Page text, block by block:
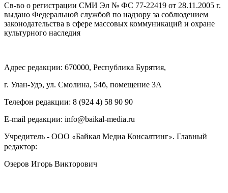
Св-во о регистрации СМИ Эл № ФС 77-22419 от 28.11.2005 г.
выдано Федеральной службой по надзору за соблюдением
законодательства в сфере массовых коммуникаций и охране
культурного наследия
Адрес редакции: 670000, Республика Бурятия,
г. Улан-Удэ, ул. Смолина, 54б, помещение 3А
Телефон редакции: ‎‎8 (924 4) 58 90 90
E-mail редакции: info@baikal-media.ru
Учредитель - ООО «Байкал Медиа Консалтинг». Главный
редактор:
Озеров Игорь Викторович